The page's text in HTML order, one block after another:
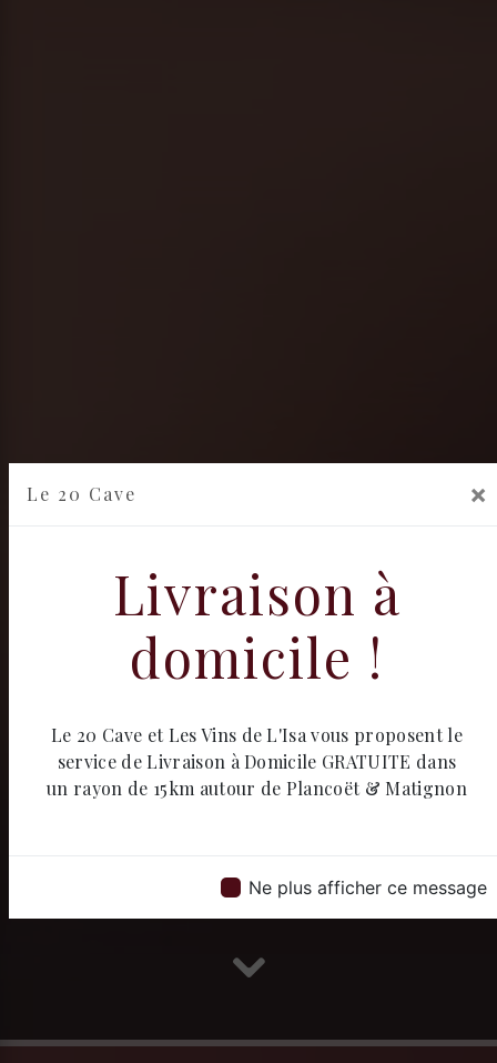
Le 20 Cave ×
Livraison à
domicile !
Le 20 Cave et Les Vins de L'Isa vous proposent le
service de Livraison à Domicile GRATUITE dans
un rayon de 15km autour de Plancoët & Matignon
Ne plus afficher ce message